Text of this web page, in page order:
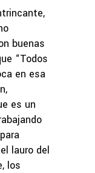
buenas
“Todos
en esa
es un
lauro del
los